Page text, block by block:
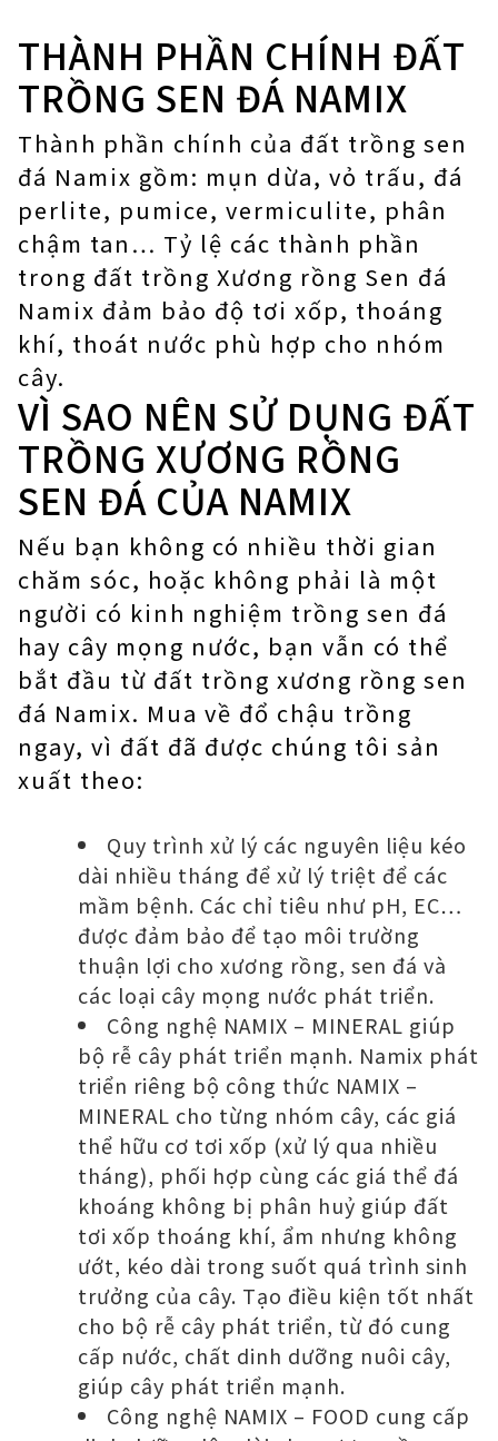
THÀNH PHẦN CHÍNH ĐẤT
TRỒNG SEN ĐÁ NAMIX
Thành phần chính của đất trồng sen
đá Namix gồm: mụn dừa, vỏ trấu, đá
perlite, pumice, vermiculite, phân
chậm tan… Tỷ lệ các thành phần
trong đất trồng Xương rồng Sen đá
Namix đảm bảo độ tơi xốp, thoáng
khí, thoát nước phù hợp cho nhóm
cây.
VÌ SAO NÊN SỬ DỤNG ĐẤT
TRỒNG XƯƠNG RỒNG
SEN ĐÁ CỦA NAMIX
Nếu bạn không có nhiều thời gian
chăm sóc, hoặc không phải là một
người có kinh nghiệm trồng sen đá
hay cây mọng nước, bạn vẫn có thể
bắt đầu từ đất trồng xương rồng sen
đá Namix. Mua về đổ chậu trồng
ngay, vì đất đã được chúng tôi sản
xuất theo:
Quy trình xử lý các nguyên liệu kéo
dài nhiều tháng để xử lý triệt để các
mầm bệnh. Các chỉ tiêu như pH, EC…
được đảm bảo để tạo môi trường
thuận lợi cho xương rồng, sen đá và
các loại cây mọng nước phát triển.
Công nghệ NAMIX – MINERAL giúp
bộ rễ cây phát triển mạnh. Namix phát
triển riêng bộ công thức NAMIX –
MINERAL cho từng nhóm cây, các giá
thể hữu cơ tơi xốp (xử lý qua nhiều
tháng), phối hợp cùng các giá thể đá
khoáng không bị phân huỷ giúp đất
tơi xốp thoáng khí, ẩm nhưng không
ướt, kéo dài trong suốt quá trình sinh
trưởng của cây. Tạo điều kiện tốt nhất
cho bộ rễ cây phát triển, từ đó cung
cấp nước, chất dinh dưỡng nuôi cây,
giúp cây phát triển mạnh.
Công nghệ NAMIX – FOOD cung cấp